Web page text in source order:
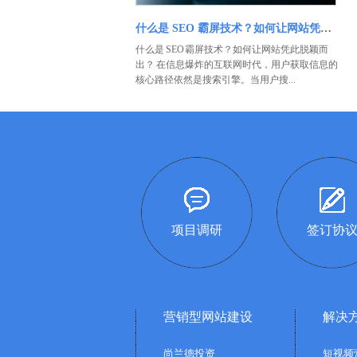
什么是 SEO 霸屏技术？如何让网站凭此脱颖而出？
什么是 SEO 霸屏技术？如何让网站凭此脱颖而
出？ 在信息爆炸的互联网时代，用户获取信息的
核心路径依然是搜索引擎。当用户搜...
项目调研 签订协议
营销型网站建设
尚兰德投资
解决
短视频